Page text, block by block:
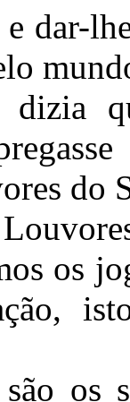
dar-
do
os
os